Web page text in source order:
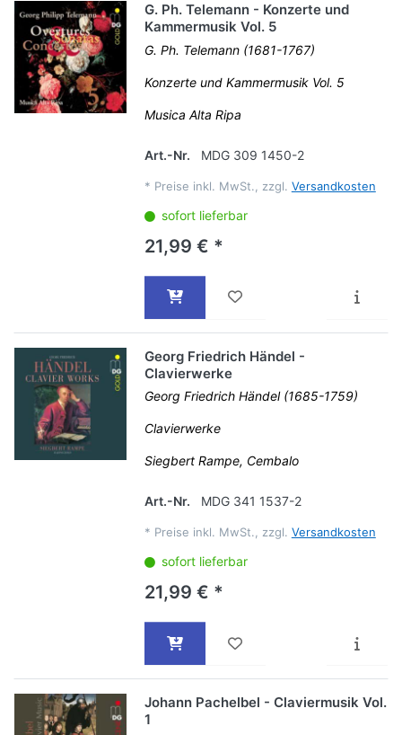
G. Ph. Telemann - Konzerte und
Kammermusik Vol. 5
G. Ph. Telemann (1681-1767)
Konzerte und Kammermusik Vol. 5
Musica Alta Ripa
Art.-Nr. MDG 309 1450-2
* Preise inkl. MwSt., zzgl. Versandkosten
sofort lieferbar
21,99 € *
Georg Friedrich Händel -
Clavierwerke
Georg Friedrich Händel (1685-1759)
Clavierwerke
Siegbert Rampe, Cembalo
Art.-Nr. MDG 341 1537-2
* Preise inkl. MwSt., zzgl. Versandkosten
sofort lieferbar
21,99 € *
Johann Pachelbel - Claviermusik Vol.
1